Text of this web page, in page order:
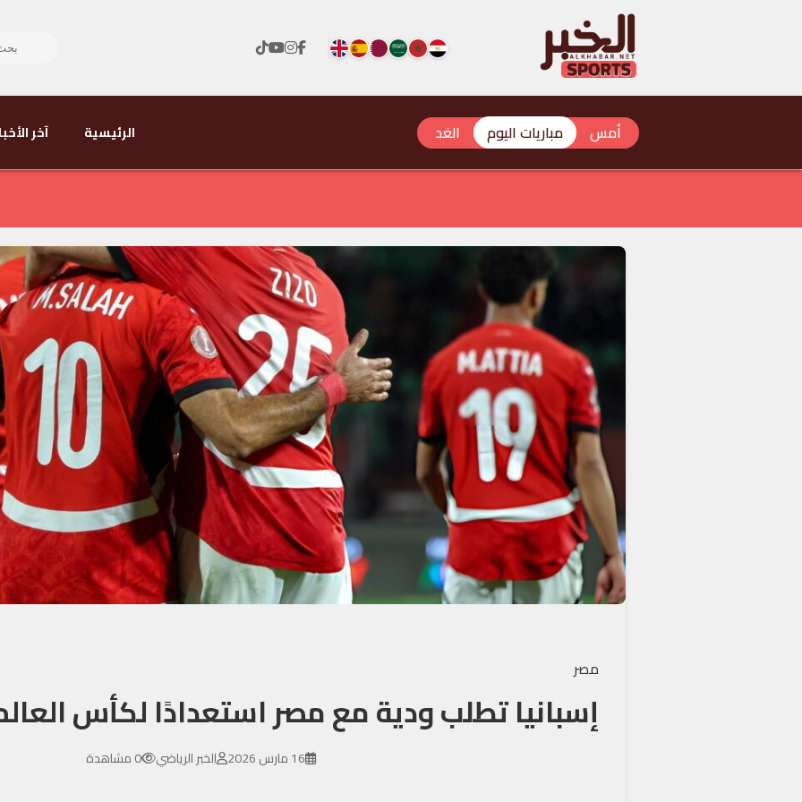
أمس مباريات اليوم الغد الرئيسية آخر
مصر
إسبانيا تطلب ودية مع مصر استعدادًا لكأس العالم
16 مارس 2026 الخبر الرياضي 0 مشاهدة